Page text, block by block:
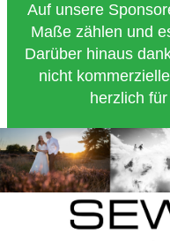
Auf unsere
Maße zählen und
Darüber hinaus
nicht
herzlich